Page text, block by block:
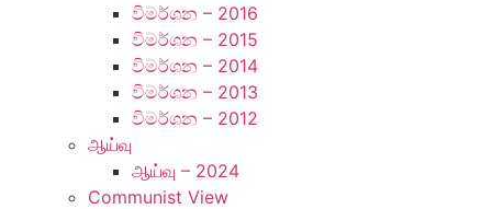
විමර්ශන – 2016
විමර්ශන – 2015
විමර්ශන – 2014
විමර්ශන – 2013
විමර්ශන – 2012
ஆய்வு
ஆய்வு – 2024
Communist View